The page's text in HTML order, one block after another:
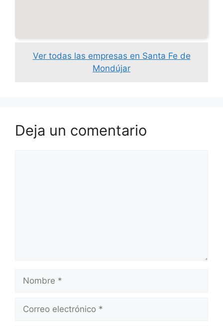
Ver todas las empresas en Santa Fe de
Mondújar
Deja un comentario
Nombre
Correo